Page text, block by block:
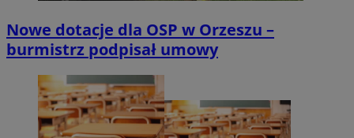
Nowe dotacje dla OSP w Orzeszu –
burmistrz podpisał umowy